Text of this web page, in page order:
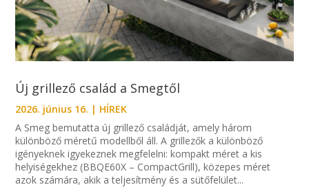
Új grillező család a Smegtől
2026. június 16. | HÍREK
A Smeg bemutatta új grillező családját, amely három
különböző méretű modellből áll. A grillezők a különböző
igényeknek igyekeznek megfelelni: kompakt méret a kis
helyiségekhez (BBQE60X – CompactGrill), közepes méret
azok számára, akik a teljesítmény és a sütőfelület...